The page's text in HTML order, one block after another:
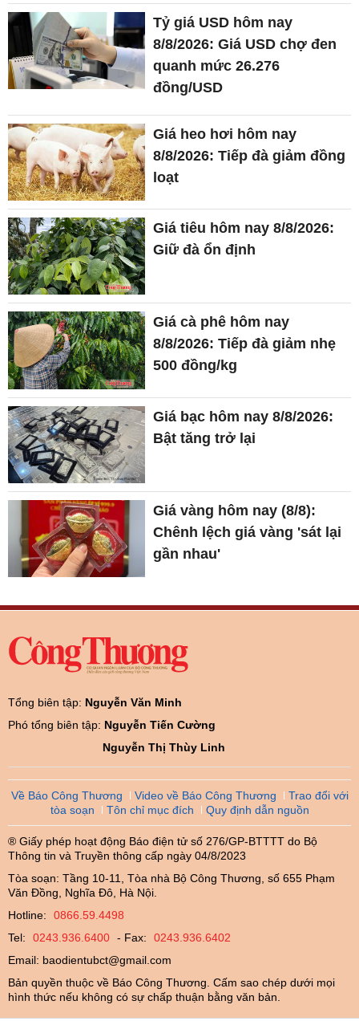
Tỷ giá USD hôm nay
8/8/2026: Giá USD chợ đen
quanh mức 26.276
đồng/USD
Giá heo hơi hôm nay
8/8/2026: Tiếp đà giảm đồng
loạt
Giá tiêu hôm nay 8/8/2026:
Giữ đà ổn định
Giá cà phê hôm nay
8/8/2026: Tiếp đà giảm nhẹ
500 đồng/kg
Giá bạc hôm nay 8/8/2026:
Bật tăng trở lại
Giá vàng hôm nay (8/8):
Chênh lệch giá vàng 'sát lại
gần nhau'
Tổng biên tập: Nguyễn Văn Minh
Phó tổng biên tập: Nguyễn Tiến Cường
Nguyễn Thị Thùy Linh
Về Báo Công Thương Video về Báo Công Thương
Trao đổi với
tòa soạn
Tôn chỉ mục đích Quy định dẫn nguồn
® Giấy phép hoạt động Báo điện tử số 276/GP-BTTTT do Bộ
Thông tin và Truyền thông cấp ngày 04/8/2023
Tòa soạn: Tầng 10-11, Tòa nhà Bộ Công Thương, số 655 Phạm
Văn Đồng, Nghĩa Đô, Hà Nội.
Hotline:
0866.59.4498
Tel:
0243.936.6400 - Fax:
0243.936.6402
Email: baodientubct@gmail.com
Bản quyền thuộc về Báo Công Thương. Cấm sao chép dưới mọi
hình thức nếu không có sự chấp thuận bằng văn bản.